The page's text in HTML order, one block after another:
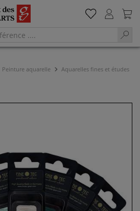
Peinture aquarelle
Aquarelles fines et études